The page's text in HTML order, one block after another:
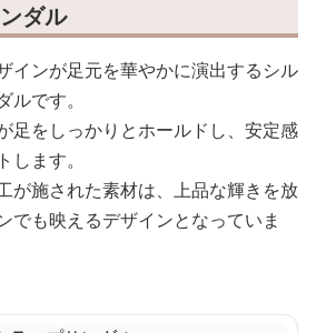
ダル
インが足元を華やかに演出するシル
です。
足をしっかりとホールドし、安定感
ます。
が施された素材は、上品な輝きを放
でも映えるデザインとなっていま